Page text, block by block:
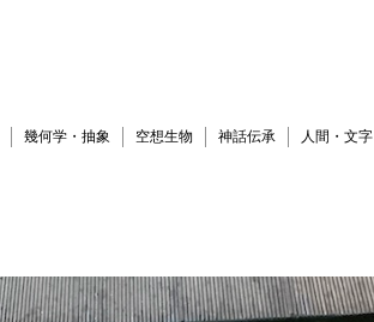
幾何学・抽象 空想生物 神話伝承 人間・文字